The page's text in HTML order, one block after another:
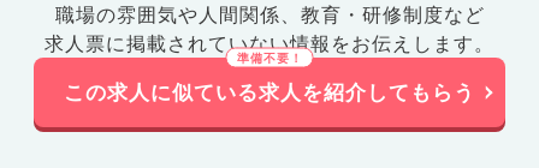
職場の雰囲気や人間関係、 教育・研修制度など
求人票に掲載されていない情報をお伝えします。
この求人に似ている求人を紹介してもらう